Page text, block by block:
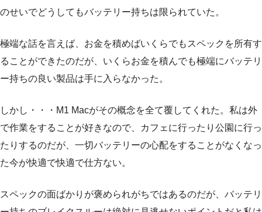
のせいでどうしてもバッテリー持ちは限られていた。
極端な話を言えば、お金を積めばいくらでもスペックを所有す
ることができたのだが、いくらお金を積んでも極端にバッテリ
ー持ちの良い製品は手に入らなかった。
しかし・・・M1 Macがその概念を全て覆してくれた。私は外
で作業をすることが好きなので、カフェに行ったり公園に行っ
たりするのだが、一切バッテリーの心配をすることがなくなっ
た今が快適で快適で仕方ない。
スペックの面ばかりが褒められがちではあるのだが、バッテリ